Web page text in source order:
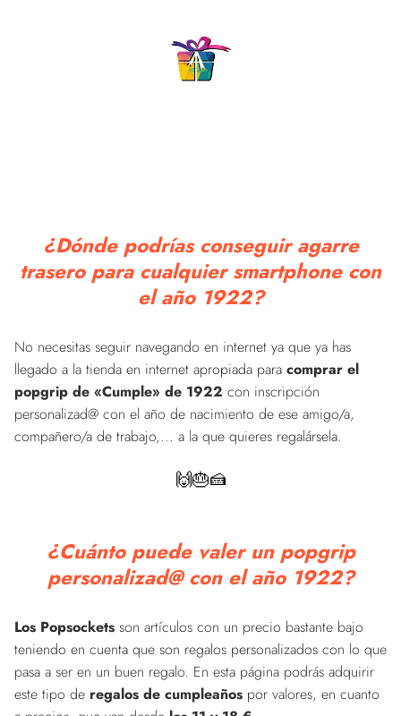
¿Dónde podrías conseguir agarre
trasero para cualquier smartphone con
el año 1922?
No necesitas seguir navegando en internet ya que ya has
llegado a la tienda en internet apropiada para comprar el
popgrip de «Cumple» de 1922 con inscripción
personalizad@ con el año de nacimiento de ese amigo/a,
compañero/a de trabajo,... a la que quieres regalársela.
🙌🎂🍰
¿Cuánto puede valer un popgrip
personalizad@ con el año 1922?
Los Popsockets son artículos con un precio bastante bajo
teniendo en cuenta que son regalos personalizados con lo que
pasa a ser en un buen regalo. En esta página podrás adquirir
este tipo de regalos de cumpleaños por valores, en cuanto